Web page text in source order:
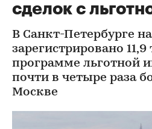
сделок с
В Санкт-Петербурге
зарегистрировано
программе льготной
почти в четыре раза
Москве